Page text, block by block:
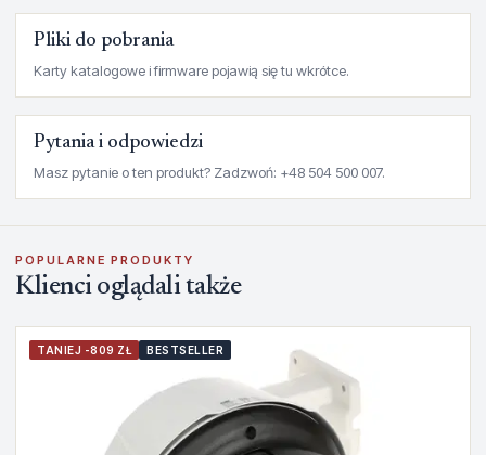
Pliki do pobrania
Karty katalogowe i firmware pojawią się tu wkrótce.
Pytania i odpowiedzi
Masz pytanie o ten produkt? Zadzwoń: +48 504 500 007.
POPULARNE PRODUKTY
Klienci oglądali także
TANIEJ -809 ZŁ BESTSELLER